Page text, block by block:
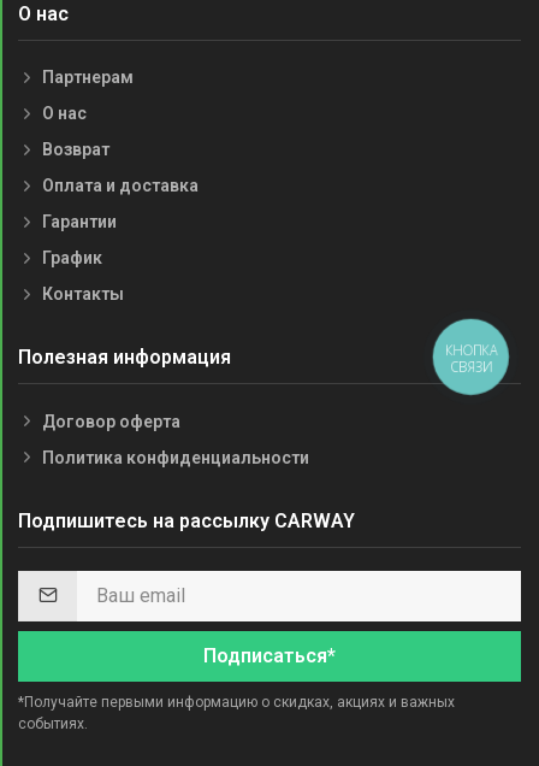
О нас
Партнерам
О нас
Возврат
Оплата и доставка
Гарантии
График
Контакты
Полезная информация
Договор оферта
Политика конфиденциальности
Подпишитесь на рассылку CARWAY
Подписаться*
*Получайте первыми информацию о скидках, акциях и важных
событиях.
КНОПКА
СВЯЗИ